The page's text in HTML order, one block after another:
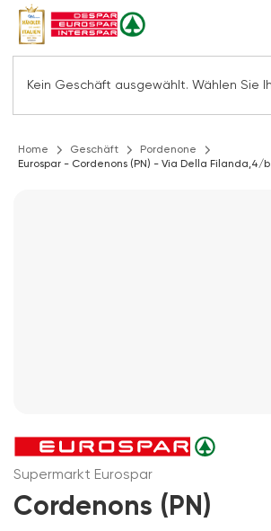
Home Geschäft
Pordenone
Eurospar - Cordenons (PN) - Via Della Filanda,4/b
Supermarkt Eurospar
Cordenons (PN)